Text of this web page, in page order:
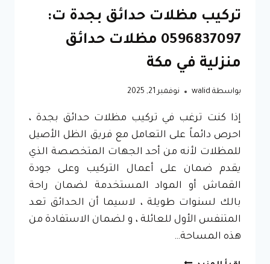
تركيب مظلات حدائق بجدة ت:
0596837097 مظلات حدائق
منزلية في مكة
بواسطة walid نوفمبر 21, 2025
إذا كنت ترغب في تركيب مظلات حدائق بجدة ،
احرص دائماً على التعامل مع فريق الظل الأصيل
للمظلات لأنه من أحد الجهات المتخصصة الذي
يقدم ضمان على أعمال التركيب وعلى جودة
القماش أو المواد المستخدمة لضمان راحة
بالك لسنوات طويلة ، لاسيما أن الحدائق تعد
المتنفس الأول للعائلة ، و لضمان الاستفادة من
هذه المساحة…
تركيب